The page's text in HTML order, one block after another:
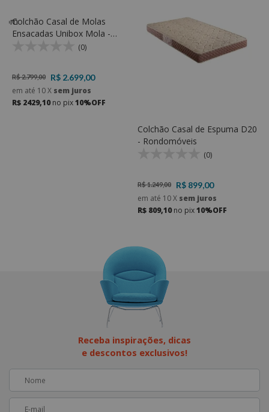
Colchão Casal de Molas
Ensacadas Unibox Mola -
(0)
R$ 2.799,00
R$ 2.699,00
em até 10X sem juros
R$ 2429,10no pix10%OFF
Colchão Casal de Espuma D20
- Rondomóveis
(0)
R$ 1.249,00
R$ 899,00
em até 10X sem juros
R$ 809,10no pix10%OFF
Receba inspirações, dicas
e descontos exclusivos!